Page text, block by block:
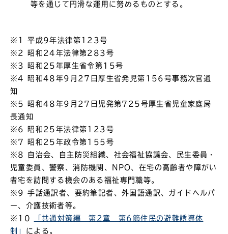
等を通じて円滑な運用に努めるものとする。
※1 平成9年法律第123号
※2 昭和24年法律第283号
※3 昭和25年厚生省令第15号
※4 昭和48年9月27日厚生省発児第156号事務次官通
知
※5 昭和48年9月27日児発第725号厚生省児童家庭局
長通知
※6 昭和25年法律第123号
※7 昭和25年政令第155号
※8 自治会、自主防災組織、社会福祉協議会、民生委員・
児童委員、警察、消防機関、NPO、在宅の高齢者や障がい
者宅を訪問する機会のある福祉専門職等。
※9 手話通訳者、要約筆記者、外国語通訳、ガイドヘルパ
ー、介護技術者等。
※10
「共通対策編 第2章 第6節住民の避難誘導体
制」 による。